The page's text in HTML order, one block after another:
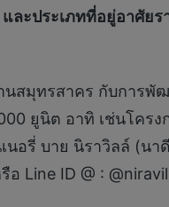
และประเภทที่อยู่อาศัยร
นสมุทรสาคร กับการ
ยูนิต อาทิ เช่นโครง
อรี่ บาย นิราวิลล์ (นา
Line ID @ :